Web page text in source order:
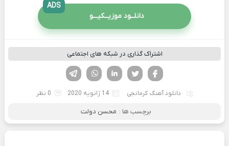
دانلــود موزیــکیـــو
ADS
اشتراک گذاری در شبکه های اجتماعی
لینکدین تویتر
فیسوک
دانلود آهنگ کرمانجی 14 ژانویه 2020 0 نظر
برچسب ها : محسن دولت